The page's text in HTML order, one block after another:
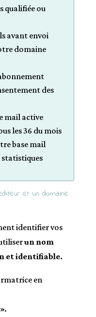
qualifiée ou
avant envoi
domaine
des
mail active
les 36 du mois
base mail
et un domaine
identifier vos
un nom
et identifiable.
en